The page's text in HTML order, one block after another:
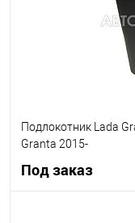
Подлокотник Lada
Granta 2015-
Под заказ